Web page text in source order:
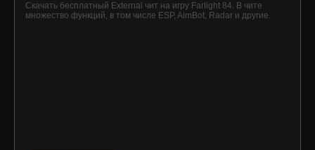
Скачать бесплатный External чит на игру Farlight 84. В чите
множество функций, в том числе ESP, AimBot, Radar и другие.